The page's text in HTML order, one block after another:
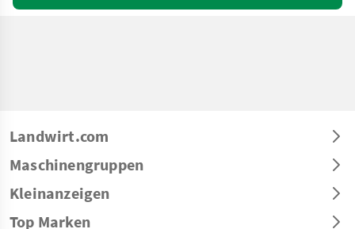
Landwirt.com
Maschinengruppen
Kleinanzeigen
Top Marken